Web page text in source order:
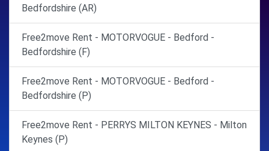
Bedfordshire (AR)
Free2move Rent - MOTORVOGUE - Bedford -
Bedfordshire (F)
Free2move Rent - MOTORVOGUE - Bedford -
Bedfordshire (P)
Free2move Rent - PERRYS MILTON KEYNES - Milton
Keynes (P)